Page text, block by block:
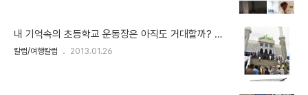
내 기억속의 초등학교 운동장은 아직도 거대할까? @
삼성전자 LIVE 2012.09.14
칼럼/여행칼럼 2013.01.26